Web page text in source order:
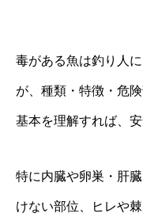
毒がある魚は釣り人
が、種類・特徴・危
基本を理解すれば、安
特に内臓や卵巣・肝
けない部位、ヒレや